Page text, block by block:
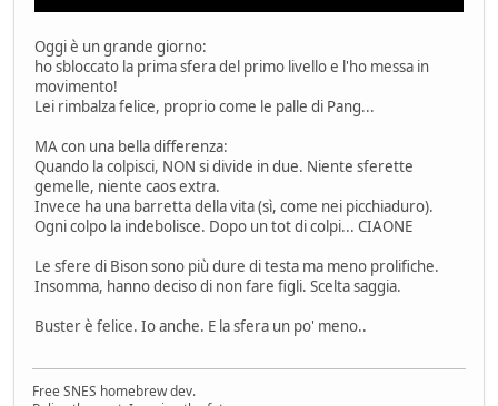
Oggi è un grande giorno:
ho sbloccato la prima sfera del primo livello e l'ho messa in
movimento!
Lei rimbalza felice, proprio come le palle di Pang...
MA con una bella differenza:
Quando la colpisci, NON si divide in due. Niente sferette
gemelle, niente caos extra.
Invece ha una barretta della vita (sì, come nei picchiaduro).
Ogni colpo la indebolisce. Dopo un tot di colpi... CIAONE
Le sfere di Bison sono più dure di testa ma meno prolifiche.
Insomma, hanno deciso di non fare figli. Scelta saggia.
Buster è felice. Io anche. E la sfera un po' meno..
Free SNES homebrew dev.